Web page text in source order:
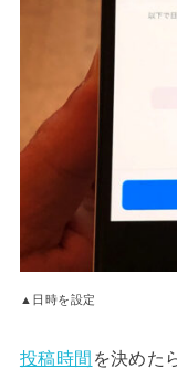
▲日時を設定
投稿時間 を決めた